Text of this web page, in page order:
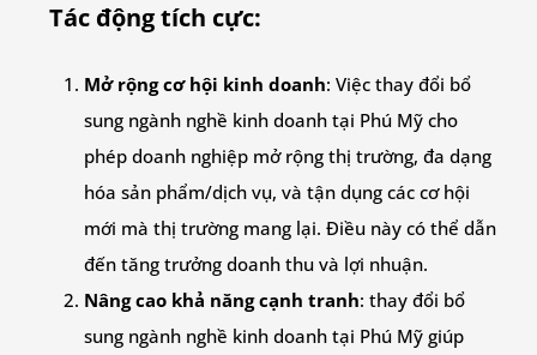
Tác động tích cực:
Mở rộng cơ hội kinh doanh: Việc thay đổi bổ
sung ngành nghề kinh doanh tại Phú Mỹ cho
phép doanh nghiệp mở rộng thị trường, đa dạng
hóa sản phẩm/dịch vụ, và tận dụng các cơ hội
mới mà thị trường mang lại. Điều này có thể dẫn
đến tăng trưởng doanh thu và lợi nhuận.
Nâng cao khả năng cạnh tranh: thay đổi bổ
sung ngành nghề kinh doanh tại Phú Mỹ giúp